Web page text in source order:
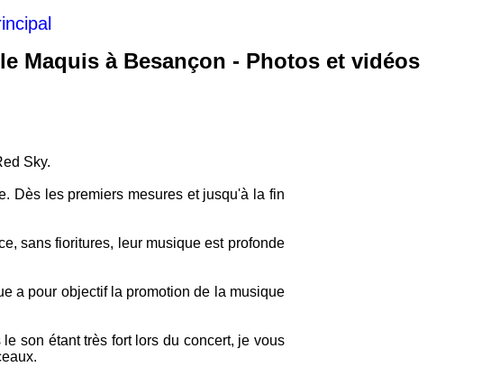
Maquis à Besançon - Photos et vidéos
Sky.
Dès les premiers mesures et jusqu'à la fin
sans fioritures, leur musique est profonde
a pour objectif la promotion de la musique
son étant très fort lors du concert, je vous